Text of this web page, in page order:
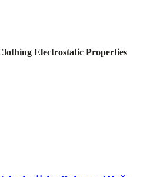
Electrostatic Properties